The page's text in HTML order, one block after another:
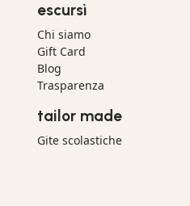
escursì
Chi siamo
Gift Card
Blog
Trasparenza
tailor made
Gite scolastiche